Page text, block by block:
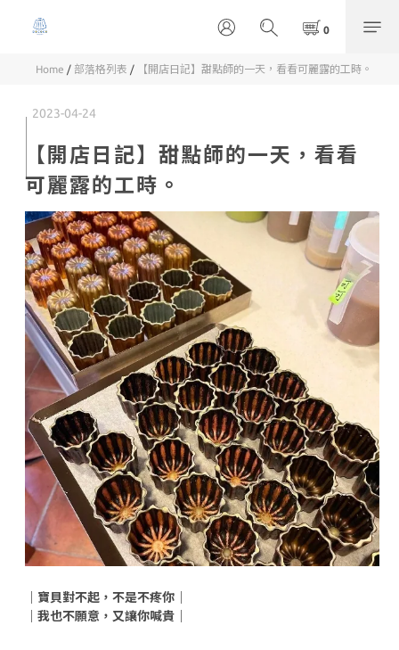
Home / 部落格列表 / 【開店日記】甜點師的一天，看看可麗露的工時。
2023-04-24
【開店日記】甜點師的一天，看看
可麗露的工時。
｜寶貝對不起，不是不疼你｜
｜我也不願意，又讓你喊貴｜